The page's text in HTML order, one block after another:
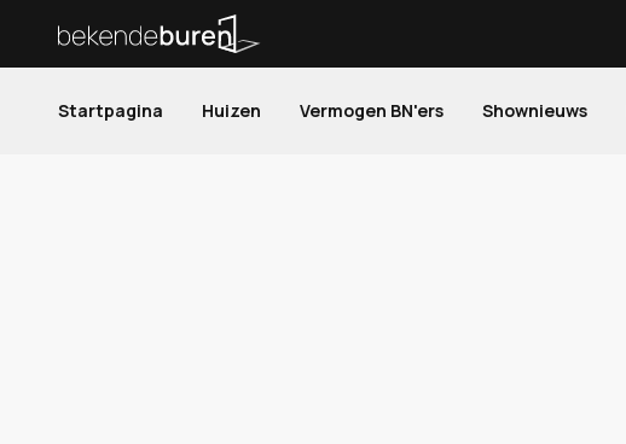
Startpagina Huizen Vermogen BN'ers Shownieuws